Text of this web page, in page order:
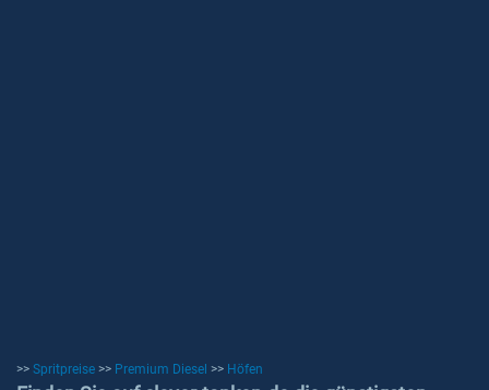
>> Spritpreise >> Premium Diesel >> Höfen